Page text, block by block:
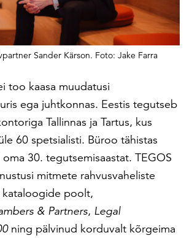
Sander Kärson. Foto: Jake Farra
too kaasa muudatusi
ega juhtkonnas. Eestis tegutseb
Tallinnas ja Tartus, kus
60 spetsialisti. Büroo tähistas
30. tegutsemisaastat. TEGOS
mitmete rahvusvaheliste
poolt,
& Partners, Legal
ning pälvinud korduvalt kõrgeima